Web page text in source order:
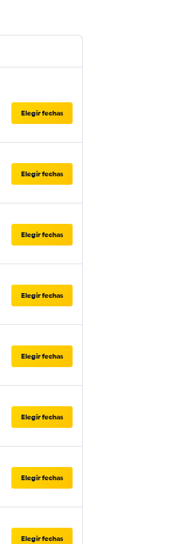
Elegir fechas
Elegir fechas
Elegir fechas
Elegir fechas
Elegir fechas
Elegir fechas
Elegir fechas
Elegir fechas